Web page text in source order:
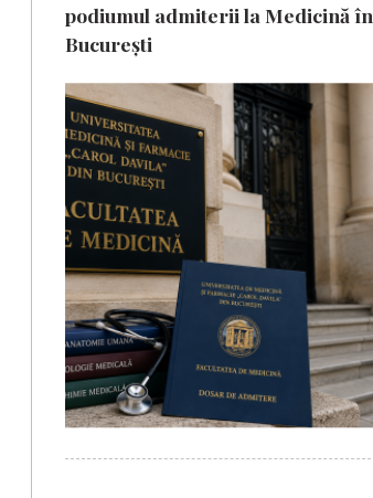
podiumul admiterii la Medicină în
București